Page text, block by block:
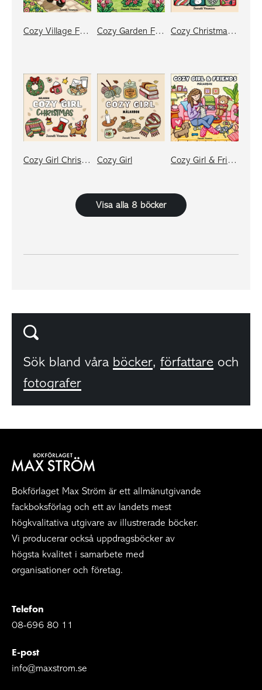
Cozy Village Friends Cozy Garden Friends Cozy Christmas Patterns
Cozy Girl Christmas Cozy Girl Cozy Girl & Friends
Visa alla 8 böcker
Sök bland våra böcker, författare och
fotografer
Bokförlaget Max Ström är ett allmänutgivande
fackboksförlag och ett av landets mest
högkvalitativa utgivare av illustrerade böcker.
Vi producerar också uppdragsböcker av
högsta kvalitet i samarbete med
organisationer och företag.
Telefon
08-696 80 11
E-post
info@maxstrom.se